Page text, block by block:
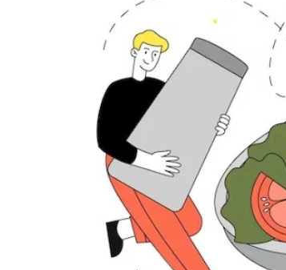
Temel Gıda ve Ürün Rehberleri
İçecek Kültürü & Barista
Yöresel Tarifler & Ev Yemekleri
Gıda Güvenliği & Sağlık
İçecek Kültürü & Rehberleri
Popüler Kültür & Mutfak Tarihi
Mutfak Temizliği & Pratik Bilgiler
Anne & Bebek Beslenmesi